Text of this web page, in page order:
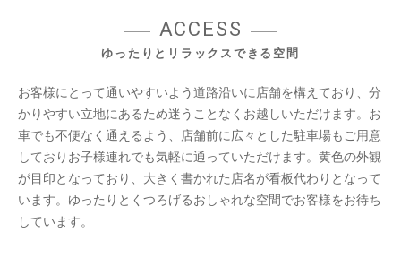
ゆったりとリラックスできる空間
ACCESS
お客様にとって通いやすいよう道路沿いに店舗を構えており、分
かりやすい立地にあるため迷うことなくお越しいただけます。お
車でも不便なく通えるよう、店舗前に広々とした駐車場もご用意
しておりお子様連れでも気軽に通っていただけます。黄色の外観
が目印となっており、大きく書かれた店名が看板代わりとなって
います。ゆったりとくつろげるおしゃれな空間でお客様をお待ち
しています。